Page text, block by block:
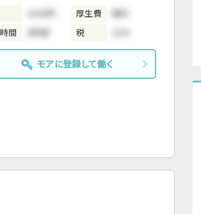
3300円 厚生費
無料
間
4時間 税
モアに登録して働く